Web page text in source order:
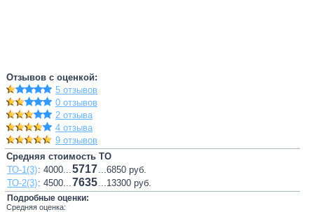
Отзывов с оценкой:
5 отзывов
0 отзывов
2 отзыва
4 отзыва
9 отзывов
Средняя стоимость ТО
ТО-1(3): 4000...5717...6850 руб.
ТО-2(3): 4500...7635...13300 руб.
Подробные оценки:
Средняя оценка: